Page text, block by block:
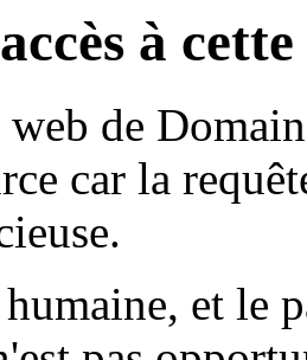
à
de
car la
et le